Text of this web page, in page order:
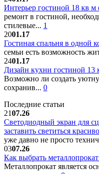
Интерьер гостиной 18 кв
ремонт в гостиной,
стилевые... 1
2001.17
Гостиная спальня в одной
семьи есть возможность
2401.17
Дизайн кухни гостиной
Возможно ли создать
сохранив... 0
Последние статьи
2107.26
Светодиодный экран для
заставить светиться красиво
уже давно не просто
0307.26
Как выбрать
Металлопрокат является